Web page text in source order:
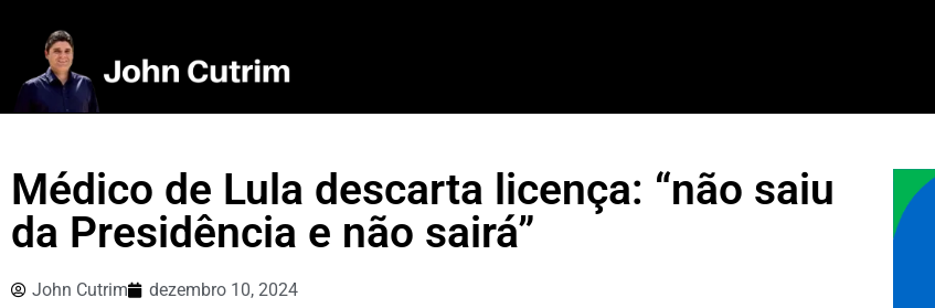
Médico de Lula descarta licença: “não saiu
da Presidência e não sairá”
John Cutrim dezembro 10, 2024